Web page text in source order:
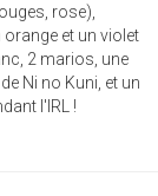
rose),
et un violet
2 marios, une
Ni no Kuni, et un
l'IRL !